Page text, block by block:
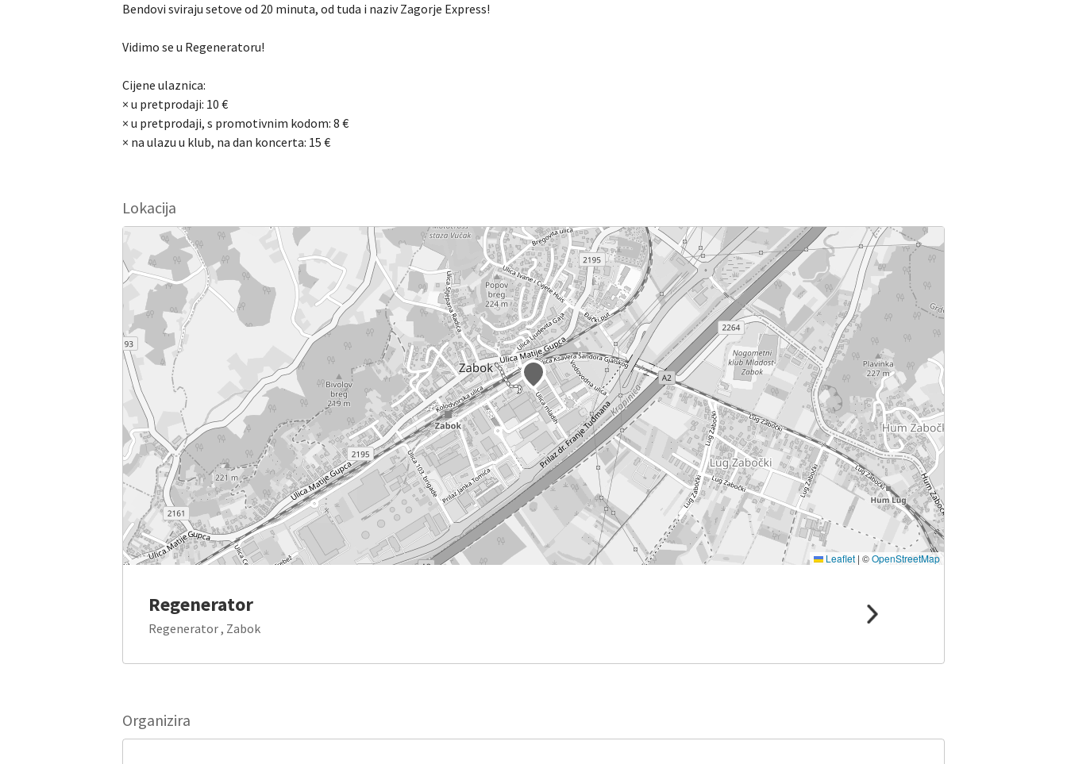
Bendovi sviraju setove od 20 minuta, od tuda i naziv Zagorje Express!
Vidimo se u Regeneratoru!
Cijene ulaznica:
× u pretprodaji: 10 €
× u pretprodaji, s promotivnim kodom: 8 €
× na ulazu u klub, na dan koncerta: 15 €
Lokacija
Leaflet | ©OpenStreetMap
Regenerator
Regenerator , Zabok
Organizira